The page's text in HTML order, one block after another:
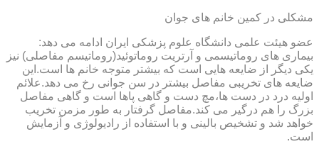
مشکلی در کمین خانم های جوان
عضو هیئت علمی دانشگاه علوم پزشکی ایران ادامه می دهد:
بیماری های روماتیسمی و آرتریت روماتوئید(روماتیسم مفاصلی) نیز
یکی دیگر از ضایعه هایی است که بیشتر متوجه خانم ها است.این
ضایعه های تخریبی مفاصل بیشتر در سن جوانی رخ می دهد.علائم
اولیه درد در دست ها،مچ دست و گاهی پاها است و گاهی مفاصل
بزرگ را هم درگیر می کند.مفاصل گرفتار به طور مزمن تخریب
خواهد شد و تشخیص بالینی و با استفاده از رادیولوژی و آزمایش
است.